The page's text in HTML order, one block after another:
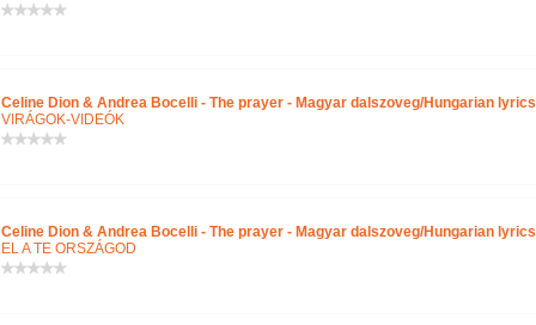
Celine Dion & Andrea Bocelli - The prayer - Magyar dalszoveg/Hungarian lyrics
VIRÁGOK-VIDEÓK
Celine Dion & Andrea Bocelli - The prayer - Magyar dalszoveg/Hungarian lyrics
EL A TE ORSZÁGOD